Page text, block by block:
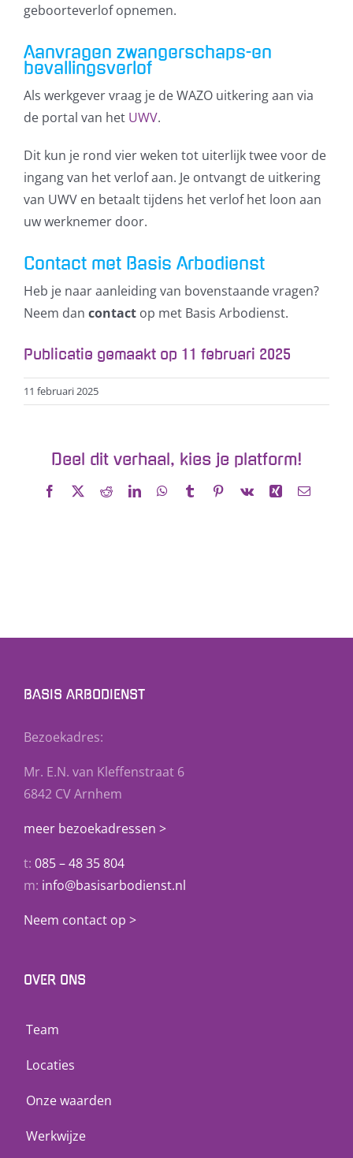
geboorteverlof opnemen.
Aanvragen zwangerschaps-en
bevallingsverlof
Als werkgever vraag je de WAZO uitkering aan via
de portal van het UWV.
Dit kun je rond vier weken tot uiterlijk twee voor de
ingang van het verlof aan. Je ontvangt de uitkering
van UWV en betaalt tijdens het verlof het loon aan
uw werknemer door.
Contact met Basis Arbodienst
Heb je naar aanleiding van bovenstaande vragen?
Neem dan contact op met Basis Arbodienst.
Publicatie gemaakt op 11 februari 2025
11 februari 2025
Deel dit verhaal, kies je platform!
Facebook
X RedditLinkedInWhatsApp
TumblrPinterest
Vk Xing E-
BASIS ARBODIENST
Bezoekadres:
Mr. E.N. van Kleffenstraat 6
6842 CV Arnhem
meer bezoekadressen >
t: 085 – 48 35 804
m: info@basisarbodienst.nl
Neem contact op >
OVER ONS
Team
Locaties
Onze waarden
Werkwijze